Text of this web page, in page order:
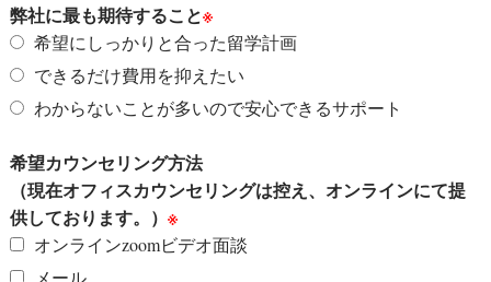
弊社に最も期待すること※
希望にしっかりと合った留学計画
できるだけ費用を抑えたい
わからないことが多いので安心できるサポート
希望カウンセリング方法
（現在オフィスカウンセリングは控え、オンラインにて提
供しております。） ※
オンラインzoomビデオ面談
メール